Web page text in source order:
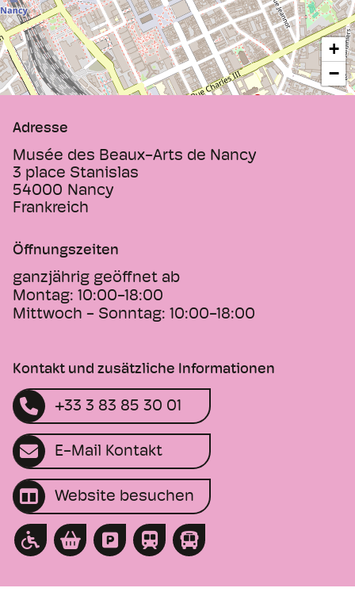
+
−
Adresse
Musée des Beaux-Arts de Nancy
3 place Stanislas
54000 Nancy
Frankreich
Öffnungszeiten
ganzjährig geöffnet ab
Montag: 10:00-18:00
Mittwoch - Sonntag: 10:00-18:00
Kontakt und zusätzliche Informationen
+33 3 83 85 30 01
E-Mail Kontakt
Website besuchen